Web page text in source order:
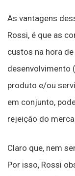
As vantagens
Rossi, é que as
custos na hora
desenvolvimento
produto e/ou
em conjunto,
rejeição do
Claro que, nem
Por isso, Rossi